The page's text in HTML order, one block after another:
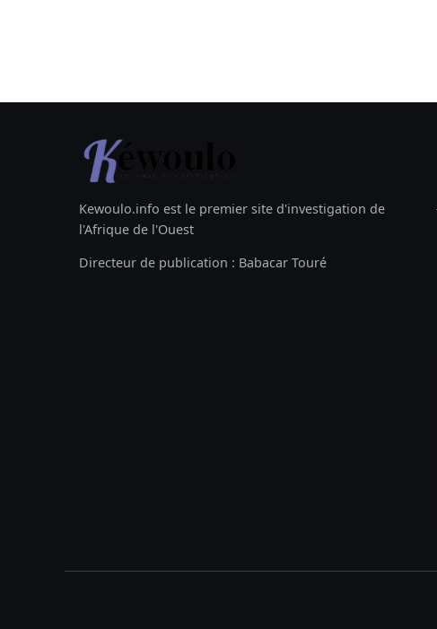
Kewoulo.info est le premier site d'investigation de
l'Afrique de l'Ouest
Directeur de publication : Babacar Touré